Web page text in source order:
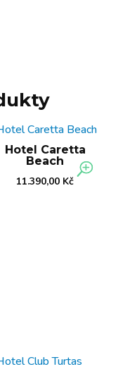
Hotel Caretta
Beach
11.390,00 Kč